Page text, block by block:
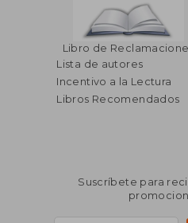
Libro de
Lista de autores
Incentivo a la Lectura
Libros Recomendados
Suscríbete para